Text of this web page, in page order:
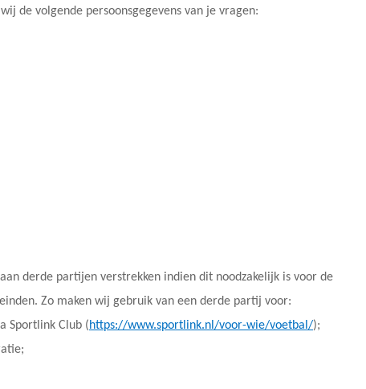
de volgende persoonsgegevens van je vragen:
derde partijen verstrekken indien dit noodzakelijk is voor de
Zo maken wij gebruik van een derde partij voor:
Sportlink Club (https://www.sportlink.nl/voor-wie/voetbal/);